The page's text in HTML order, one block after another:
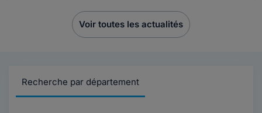
Voir toutes les actualités
Recherche par département